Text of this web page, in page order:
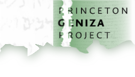
إلى المحتوى الرئيسي
الرئيسية